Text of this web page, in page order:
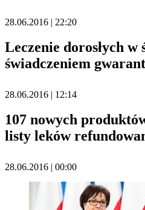
28.06.2016 | 22:20
Leczenie dorosłych w
świadczeniem
28.06.2016 | 12:14
107 nowych
listy leków
28.06.2016 | 00:00